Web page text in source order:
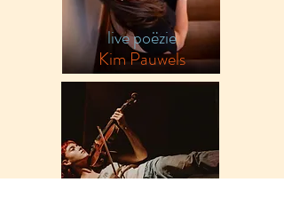
live poëzie
Kim Pauwels